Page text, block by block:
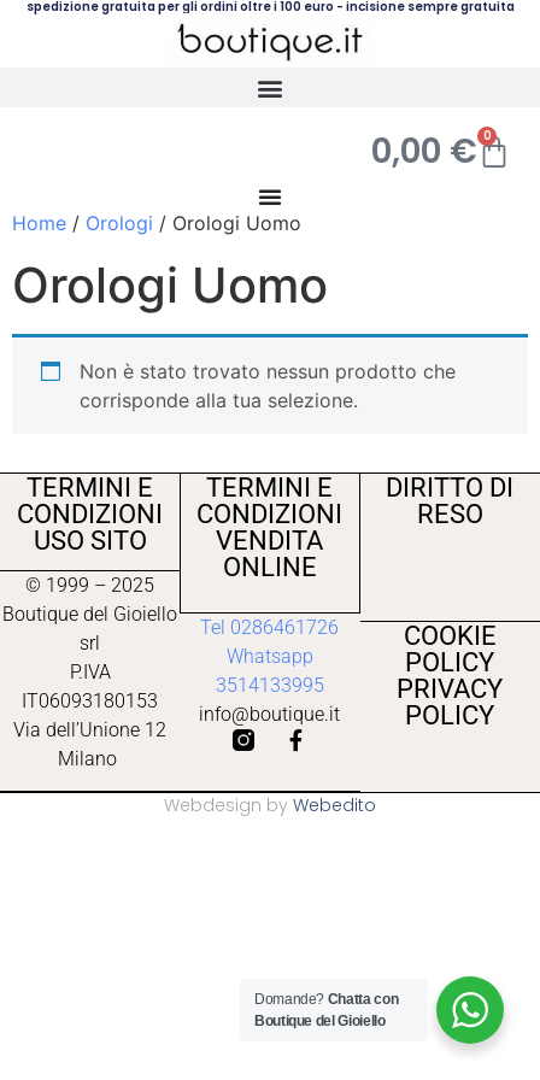
spedizione gratuita per gli ordini oltre i 100 euro - incisione sempre gratuita
0,00 € 0
Home / Orologi / Orologi Uomo
Orologi Uomo
Non è stato trovato nessun prodotto che
corrisponde alla tua selezione.
TERMINI E
CONDIZIONI
USO SITO
© 1999 – 2025
Boutique del Gioiello
srl
P.IVA
IT06093180153
Via dell’Unione 12
Milano
TERMINI E
CONDIZIONI
VENDITA
ONLINE
Tel 0286461726
Whatsapp
3514133995
info@boutique.it
DIRITTO DI
RESO
COOKIE
POLICY
PRIVACY
POLICY
Webdesign by Webedito
Domande? Chatta con
Boutique del Gioiello